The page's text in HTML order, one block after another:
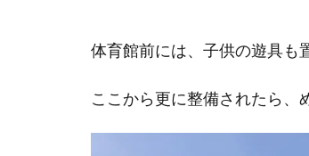
体育館前には、子供の遊具も
ここから更に整備されたら、